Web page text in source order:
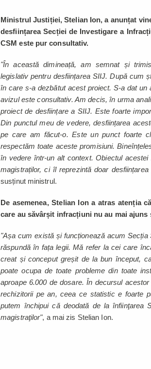
Ministrul Justiției, Stelian Ion, a anunțat
desființarea Secției de Investigare a
CSM este pur consultativ.
"În această dimineață, am semnat și
legislativ pentru desființarea SIIJ. După cum
în care s-a dezbătut acest proiect. S-a dat
avizul este consultativ. Am decis, în urma
proiect de desființare a SIIJ. Este foarte
Din punctul meu de vedere, desființarea
pe care am făcut-o. Este un punct foarte
respectăm toate aceste promisiuni.
în vedere într-un alt context. Obiectul
magistraților, ci îl reprezintă doar
susținut ministrul.
De asemenea, Stelian Ion a atras atenția
care au săvârșit infracțiuni nu au mai ajuns
"Așa cum există și funcționează acum
răspundă în fața legii. Mă refer la cei care
creat și conceput greșit de la bun început,
poate ocupa de toate probleme din toate
aproape 6.000 de dosare. În decursul
rechizitorii pe an, ceea ce statistic e foarte
putem închipui că deodată de la înfiinţarea
magistraţilor", a mai zis Stelian Ion.